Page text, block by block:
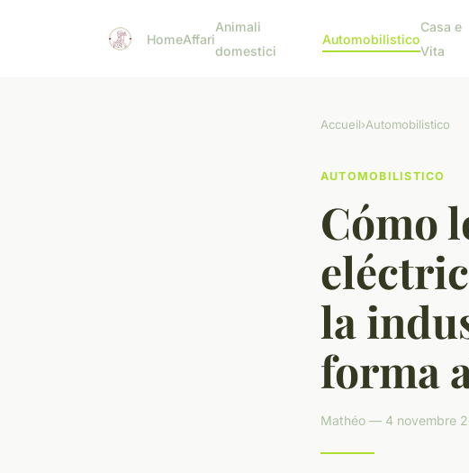
HomeAffari
Animali
domestici
Automobilistico
Casa e
Vita
Accueil›Automobilistico
AUTOMOBILISTICO
Cómo
la
forma
Mathéo — 4 novembre